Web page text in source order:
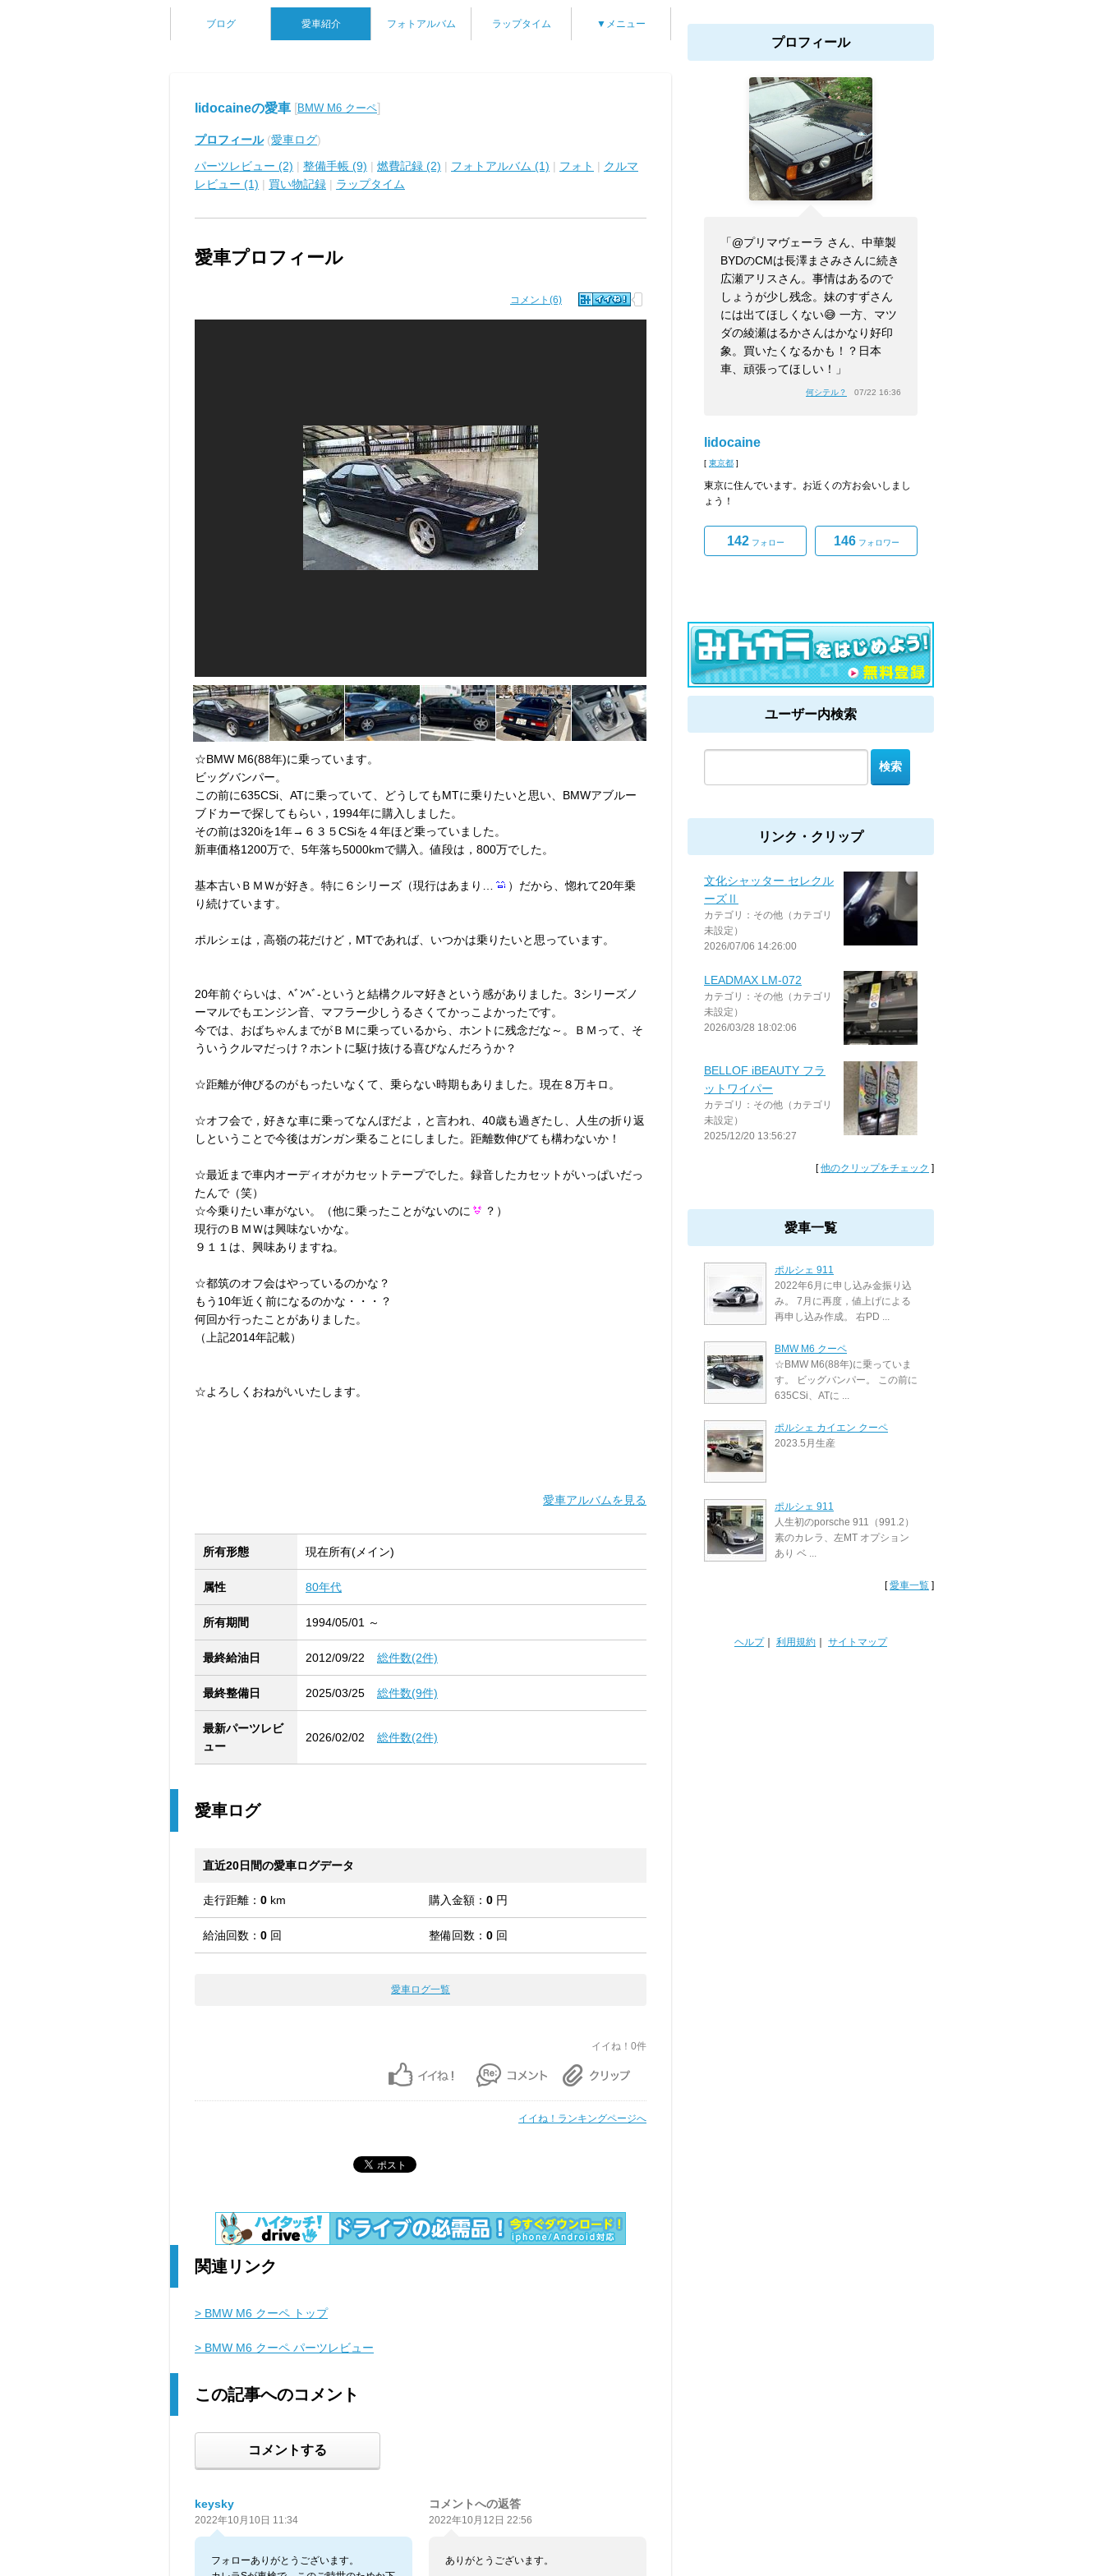
ブログ 愛車紹介 フォトアルバム ラップタイム ▼メニュー
lidocaineの愛車 [BMW M6 クーペ]
プロフィール(愛車ログ)
パーツレビュー (2) | 整備手帳 (9) | 燃費記録 (2) | フォトアルバム (1) | フォト | クルマ
レビュー (1) | 買い物記録 | ラップタイム
愛車プロフィール
コメント(6)
☆BMW M6(88年)に乗っています。
ビッグバンパー。
この前に635CSi、ATに乗っていて、どうしてもMTに乗りたいと思い、BMWアブルー
ブドカーで探してもらい，1994年に購入しました。
その前は320iを1年→６３５CSiを４年ほど乗っていました。
新車価格1200万で、5年落ち5000kmで購入。値段は，800万でした。
基本古いＢＭＷが好き。特に６シリーズ（現行はあまり…
）だから、惚れて20年乗
り続けています。
ポルシェは，高嶺の花だけど，MTであれば、いつかは乗りたいと思っています。
20年前ぐらいは、ﾍﾞﾝﾍﾞ-というと結構クルマ好きという感がありました。3シリーズノ
ーマルでもエンジン音、マフラー少しうるさくてかっこよかったです。
今では、おばちゃんまでがＢＭに乗っているから、ホントに残念だな～。ＢＭって、そ
ういうクルマだっけ？ホントに駆け抜ける喜びなんだろうか？
☆距離が伸びるのがもったいなくて、乗らない時期もありました。現在８万キロ。
☆オフ会で，好きな車に乗ってなんぼだよ，と言われ、40歳も過ぎたし、人生の折り返
しということで今後はガンガン乗ることにしました。距離数伸びても構わないか！
☆最近まで車内オーディオがカセットテープでした。録音したカセットがいっぱいだっ
たんで（笑）
☆今乗りたい車がない。（他に乗ったことがないのに
？）
現行のＢＭＷは興味ないかな。
９１１は、興味ありますね。
☆都筑のオフ会はやっているのかな？
もう10年近く前になるのかな・・・？
何回か行ったことがありました。
（上記2014年記載）
☆よろしくおねがいいたします。
愛車アルバムを見る
所有形態 現在所有(メイン)
属性 80年代
所有期間 1994/05/01 ～
最終給油日 2012/09/22 総件数(2件)
最終整備日 2025/03/25 総件数(9件)
最新パーツレビ
ュー
2026/02/02 総件数(2件)
愛車ログ
直近20日間の愛車ログデータ
走行距離： 0 km 購入金額： 0 円
給油回数： 0 回 整備回数： 0 回
愛車ログ一覧
イイね！0件
イイね！ランキングページへ
関連リンク
> BMW M6 クーペ トップ
> BMW M6 クーペ パーツレビュー
この記事へのコメント
コメントする
keysky
2022年10月10日 11:34
フォローありがとうございます。
コメントへの返答
2022年10月12日 22:56
ありがとうございます。
プロフィール
「@プリマヴェーラ さん、中華製
BYDのCMは長澤まさみさんに続き
広瀬アリスさん。事情はあるので
しょうが少し残念。妹のすずさん
には出てほしくない😅 一方、マツ
ダの綾瀬はるかさんはかなり好印
象。買いたくなるかも！？日本
車、頑張ってほしい！」
何シテル？ 07/22 16:36
lidocaine
[ 東京都 ]
東京に住んでいます。お近くの方お会いしまし
ょう！
142フォロー 146フォロワー
ユーザー内検索
リンク・クリップ
文化シャッター セレクル
ーズⅡ
カテゴリ：その他（カテゴリ
未設定）
2026/07/06 14:26:00
LEADMAX LM-072
カテゴリ：その他（カテゴリ
未設定）
2026/03/28 18:02:06
BELLOF iBEAUTY フラ
ットワイパー
カテゴリ：その他（カテゴリ
未設定）
2025/12/20 13:56:27
[他のクリップをチェック ]
愛車一覧
ポルシェ 911
2022年6月に申し込み金振り込
み。 7月に再度，値上げによる
再申し込み作成。 右PD ...
BMW M6 クーペ
☆BMW M6(88年)に乗っていま
す。 ビッグバンパー。 この前に
635CSi、ATに ...
ポルシェ カイエン クーペ
2023.5月生産
ポルシェ 911
人生初のporsche 911（991.2）
素のカレラ、左MT オプション
あり ベ ...
[愛車一覧 ]
ヘルプ｜ 利用規約 サイトマップ